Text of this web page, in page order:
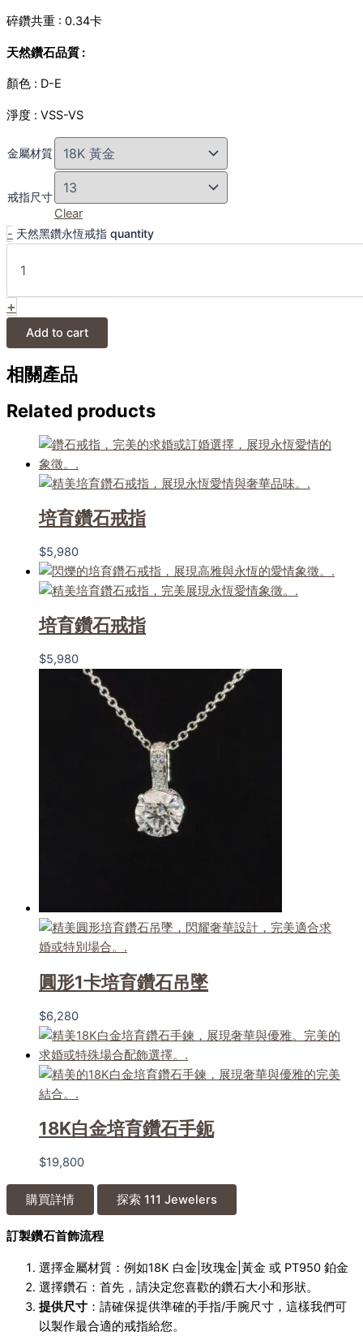
碎鑽共重 : 0.34卡
天然鑽石品質 :
顏色 : D-E
淨度 : VSS-VS
金屬材質
戒指尺寸
Clear
- 天然黑鑽永恆戒指 quantity
+
Add to cart
相關產品
Related products
培育鑽石戒指
$5,980
培育鑽石戒指
$5,980
圓形1卡培育鑽石吊墜
$6,280
18K白金培育鑽石手鈪
$19,800
購買詳情 探索 111 Jewelers
訂製鑽石首飾流程
選擇金屬材質：例如18K 白金|玫瑰金|黃金 或 PT950 鉑金
選擇鑽石：首先，請決定您喜歡的鑽石大小和形狀。
提供尺寸 ：請確保提供準確的手指/手腕尺寸，這樣我們可
以製作最合適的戒指給您。